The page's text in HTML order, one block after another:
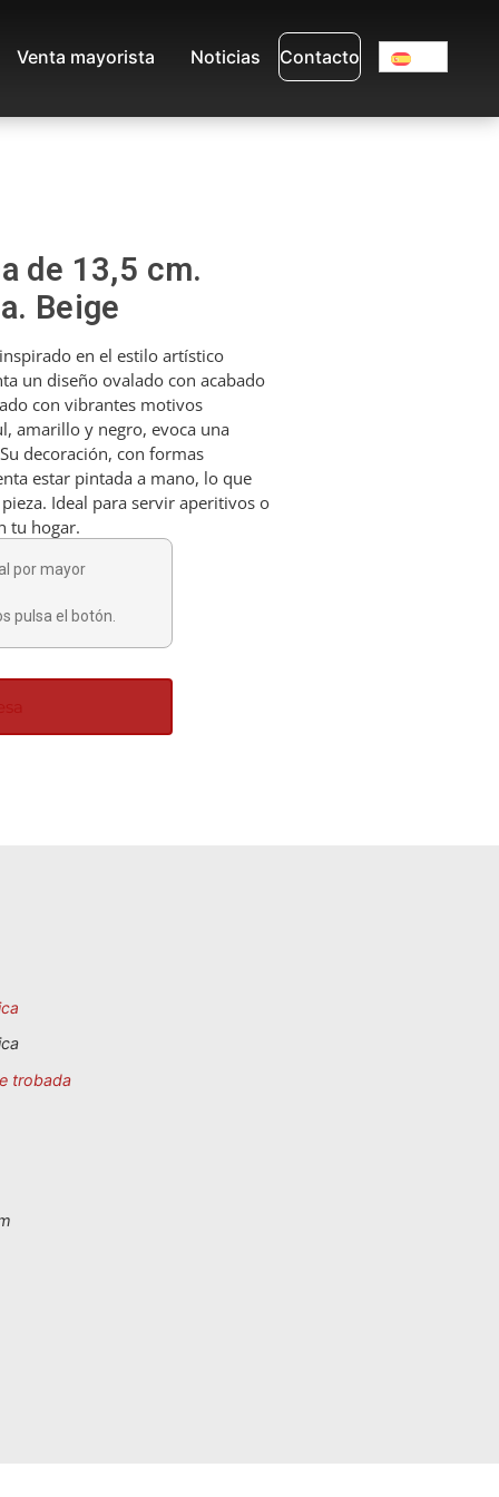
Venta mayorista Noticias Contacto
de 13,5 cm.
Beige
en el estilo artístico
un diseño ovalado con acabado
con vibrantes motivos
amarillo y negro, evoca una
decoración, con formas
estar pintada a mano, lo que
Ideal para servir aperitivos o
tu hogar.
por mayor
pulsa el botón.
trobada